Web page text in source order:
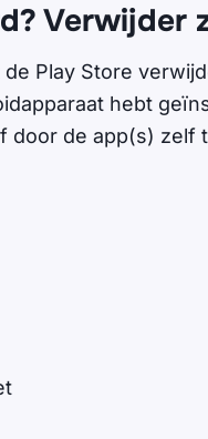
Verwijder
Play Store
hebt
door de app(s) zelf